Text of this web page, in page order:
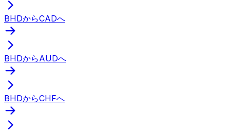
BHDからCADへ
BHDからAUDへ
BHDからCHFへ